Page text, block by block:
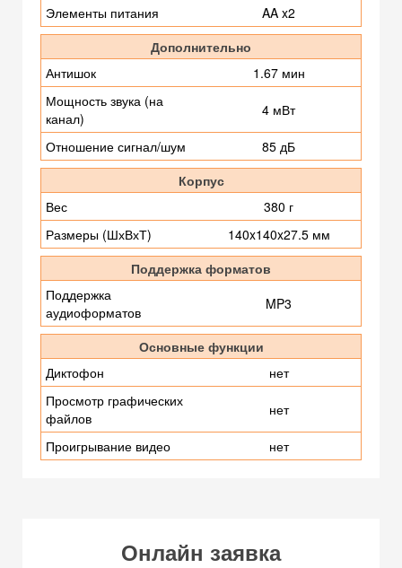
Элементы питания
AA x2
Дополнительно
Антишок
1.67 мин
Мощность звука (на
канал)
4 мВт
Отношение сигнал/шум
85 дБ
Корпус
Вес
380 г
Размеры (ШхВхТ)
140x140x27.5 мм
Поддержка форматов
Поддержка
аудиоформатов
MP3
Основные функции
Диктофон
нет
Просмотр графических
файлов
нет
Проигрывание видео нет
Онлайн заявка